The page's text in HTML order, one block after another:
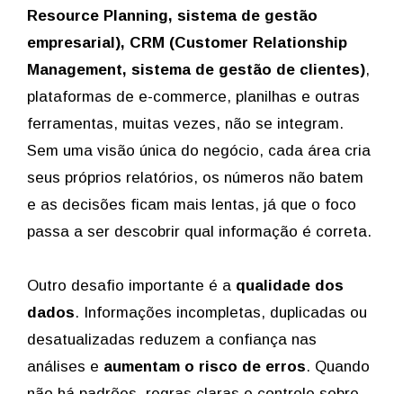
Resource Planning, sistema de gestão
empresarial), CRM (Customer Relationship
Management, sistema de gestão de clientes),
plataformas de e-commerce, planilhas e outras
ferramentas, muitas vezes, não se integram.
Sem uma visão única do negócio, cada área cria
seus próprios relatórios, os números não batem
e as decisões ficam mais lentas, já que o foco
passa a ser descobrir qual informação é correta.
Outro desafio importante é a qualidade dos
dados. Informações incompletas, duplicadas ou
desatualizadas reduzem a confiança nas
análises e aumentam o risco de erros. Quando